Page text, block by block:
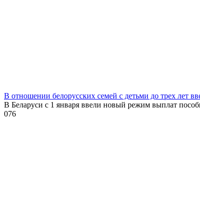
В отношении белорусских семей с детьми до трех лет
В Беларуси с 1 января ввели новый режим выплат
076